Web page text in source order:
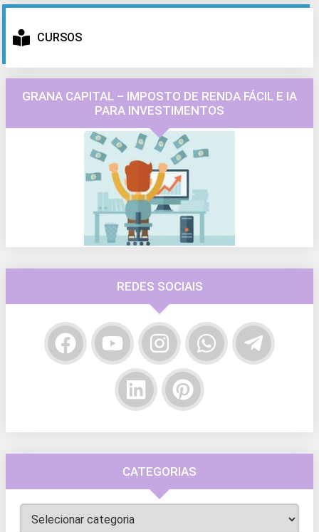
CURSOS
GRANA CAPITAL – IMPOSTO DE RENDA FÁCIL E IA
PARA INVESTIMENTOS
REDES SOCIAIS
CATEGORIAS
Categorias